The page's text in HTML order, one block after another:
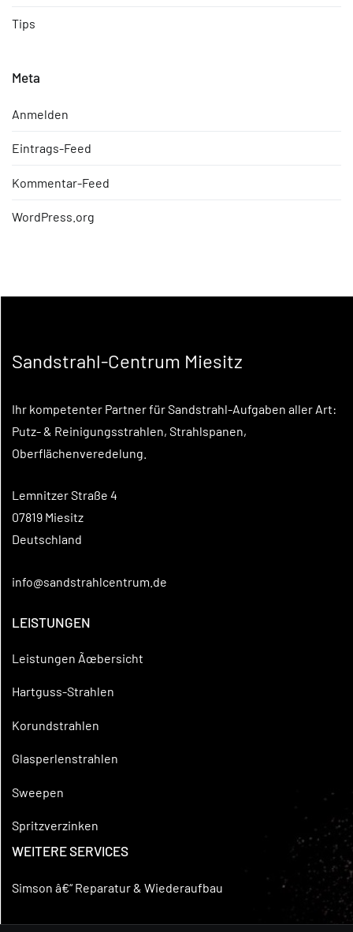
Tips
Meta
Anmelden
Eintrags-Feed
Kommentar-Feed
WordPress.org
Sandstrahl-Centrum Miesitz
Ihr kompetenter Partner für Sandstrahl-Aufgaben aller Art:
Putz- & Reinigungsstrahlen, Strahlspanen,
Oberflächenveredelung.
Lemnitzer Straße 4
07819 Miesitz
Deutschland
info@sandstrahlcentrum.de
LEISTUNGEN
Leistungen Ãœbersicht
Hartguss-Strahlen
Korundstrahlen
Glasperlenstrahlen
Sweepen
Spritzverzinken
WEITERE SERVICES
Simson â€“ Reparatur & Wiederaufbau